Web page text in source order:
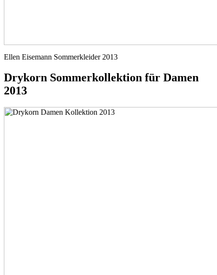
Ellen Eisemann Sommerkleider 2013
Drykorn Sommerkollektion für Damen
2013